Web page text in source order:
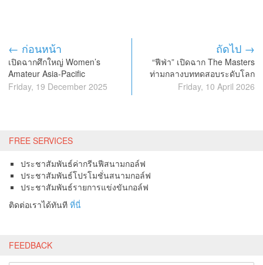
← ก่อนหน้า
เปิดฉากศึกใหญ่ Women’s
Amateur Asia-Pacific
Championship 2026 ที่
Friday, 19 December 2025
ถัดไป →
“ฟีฟ่า” เปิดฉาก The Masters
ท่ามกลางบททดสอบระดับโลก
Friday, 10 April 2026
FREE SERVICES
ประชาสัมพันธ์ค่ากรีนฟีสนามกอล์ฟ
ประชาสัมพันธ์โปรโมชั่นสนามกอล์ฟ
ประชาสัมพันธ์รายการแข่งขันกอล์ฟ
ติดต่อเราได้ทันที ที่นี่
FEEDBACK